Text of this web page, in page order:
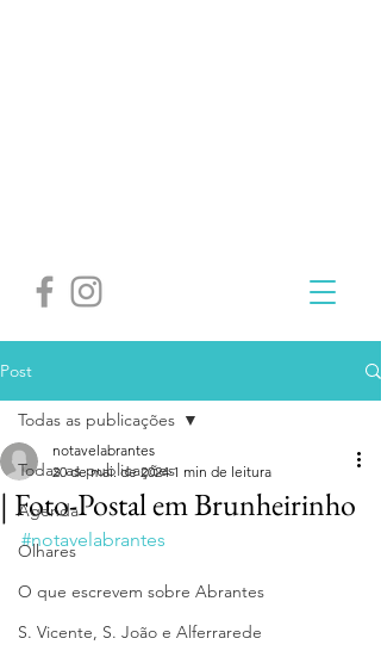
Post
Todas as publicações
Agenda
Olhares
O que escrevem sobre Abrantes
S. Vicente, S. João e Alferrarede
Todas as publicações
| Foto-Postal em Brunheirinho
notavelabrantes
20 de mai. de 2024 1 min de leitura
#notavelabrantes